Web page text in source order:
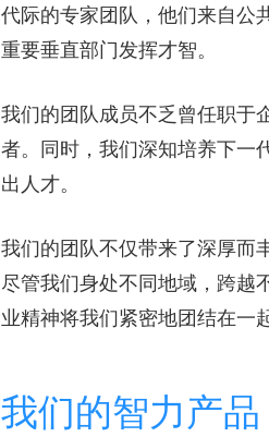
代际的专家团队，他们来自公
重要垂直部门发挥才智。
我们的团队成员不乏曾任职于
者。同时，我们深知培养下一
出人才。
我们的团队不仅带来了深厚而
尽管我们身处不同地域，跨越
业精神将我们紧密地团结在一起
我们的智力产品